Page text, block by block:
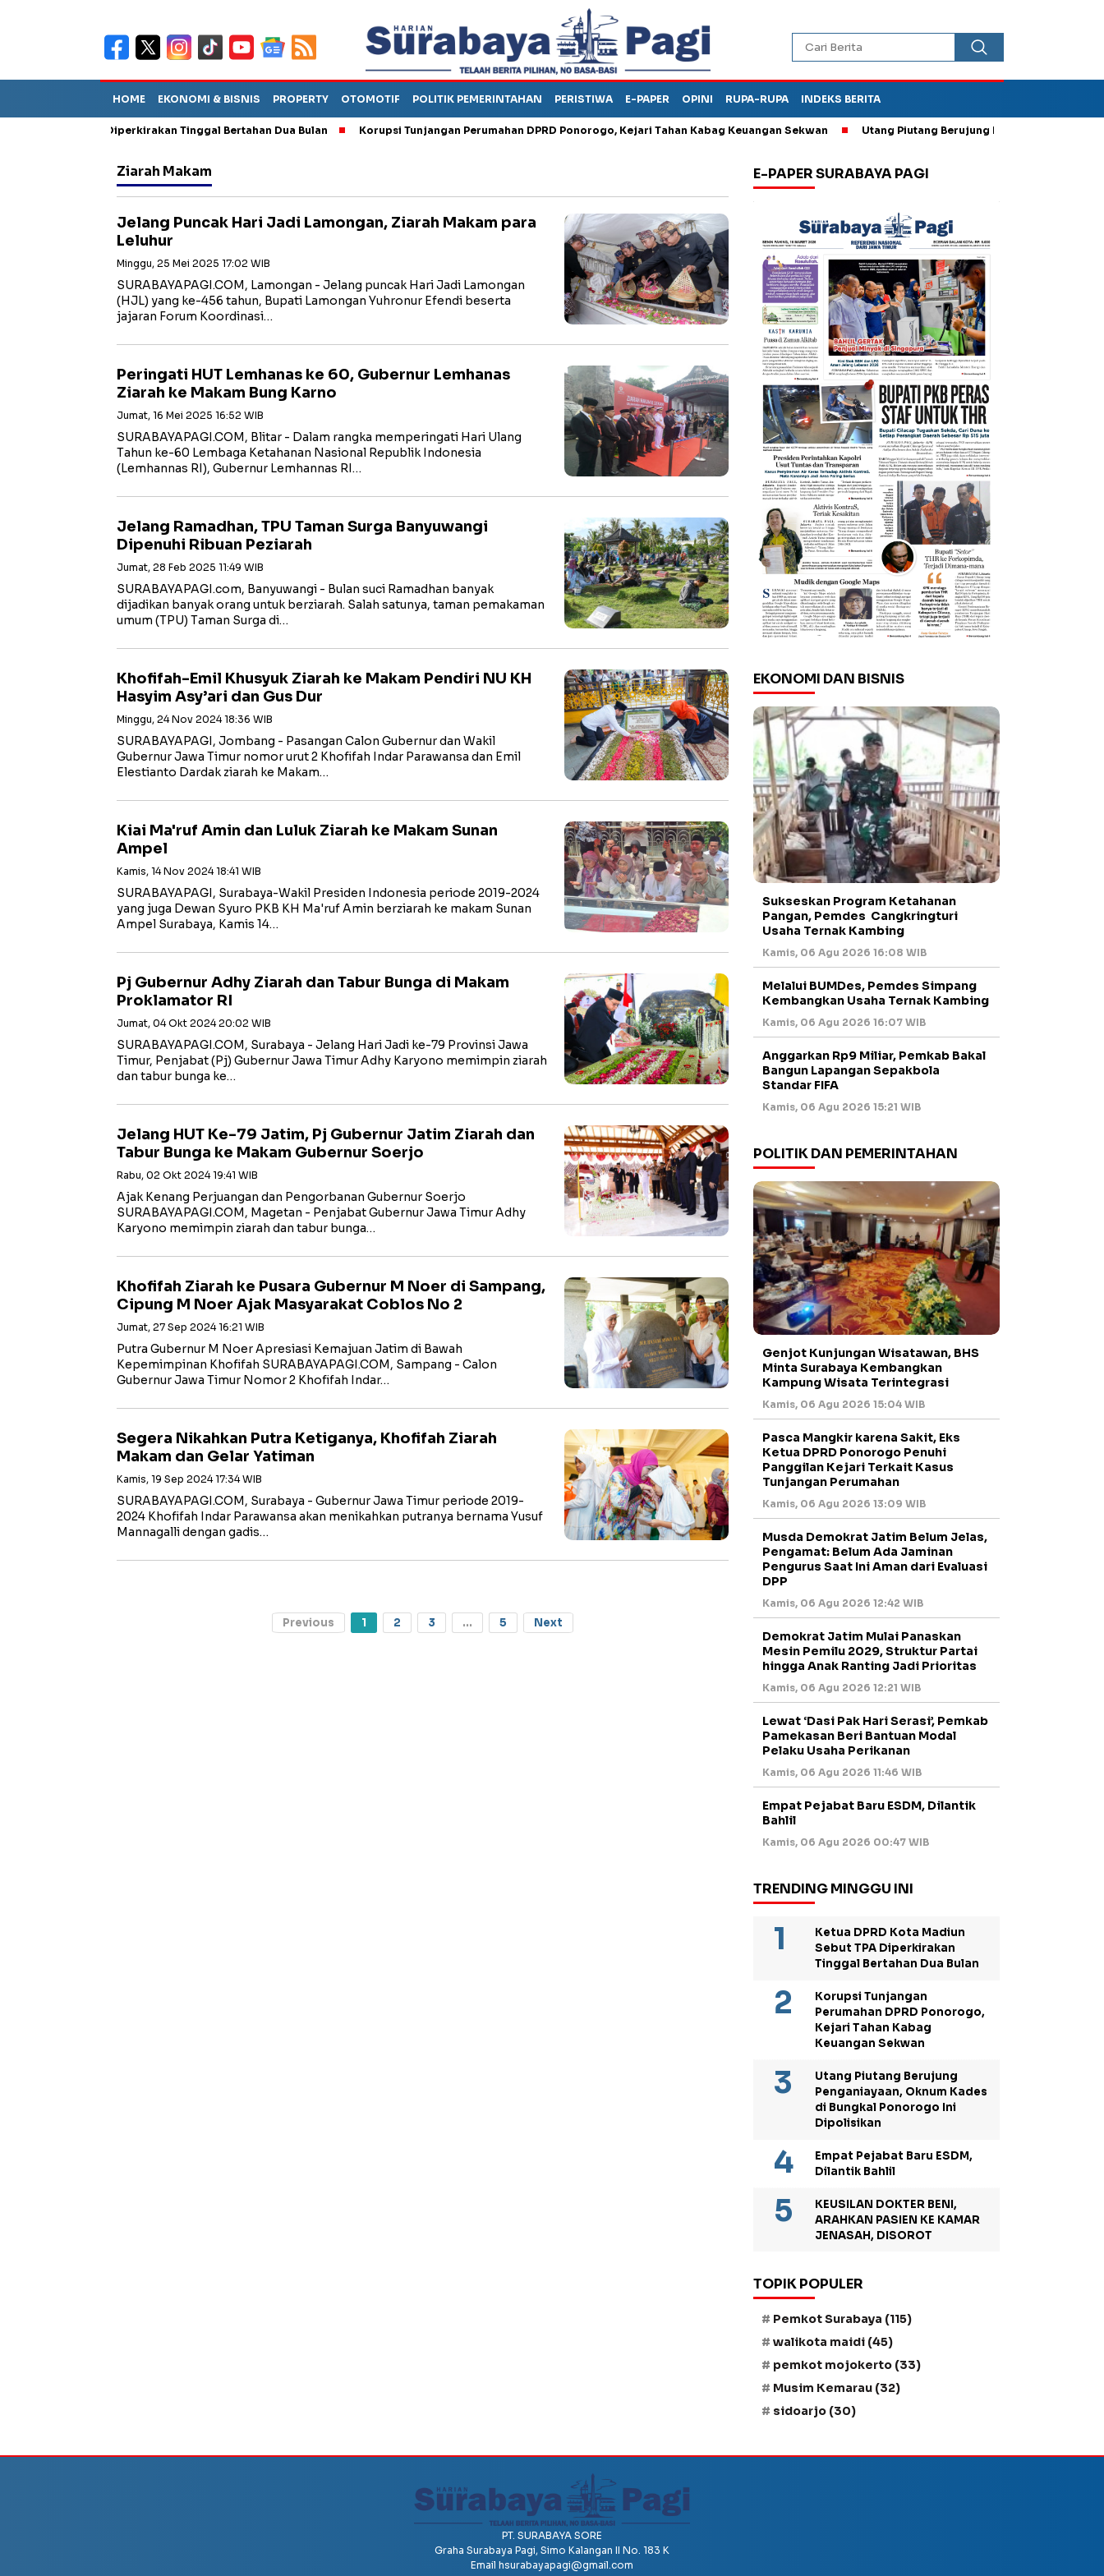
HOME EKONOMI & BISNIS PROPERTY OTOMOTIF POLITIK PEMERINTAHAN PERISTIWA E-PAPER OPINI RUPA-RUPA INDEKS BERITA
Sebut TPA Diperkirakan Tinggal Bertahan Dua Bulan Korupsi Tunjangan Perumahan DPRD Ponorogo, Kejari Tahan Kabag Keuangan Sekwan Utang Piutang Berujung Penganiayaan, Oknum
Ziarah Makam
Jelang Puncak Hari Jadi Lamongan, Ziarah Makam para
Leluhur
Minggu, 25 Mei 2025 17:02 WIB
SURABAYAPAGI.COM, Lamongan - Jelang puncak Hari Jadi Lamongan
(HJL) yang ke-456 tahun, Bupati Lamongan Yuhronur Efendi beserta
jajaran Forum Koordinasi…
Peringati HUT Lemhanas ke 60, Gubernur Lemhanas
Ziarah ke Makam Bung Karno
Jumat, 16 Mei 2025 16:52 WIB
SURABAYAPAGI.COM, Blitar - Dalam rangka memperingati Hari Ulang
Tahun ke-60 Lembaga Ketahanan Nasional Republik Indonesia
(Lemhannas RI), Gubernur Lemhannas RI…
Jelang Ramadhan, TPU Taman Surga Banyuwangi
Dipenuhi Ribuan Peziarah
Jumat, 28 Feb 2025 11:49 WIB
SURABAYAPAGI.com, Banyuwangi - Bulan suci Ramadhan banyak
dijadikan banyak orang untuk berziarah. Salah satunya, taman pemakaman
umum (TPU) Taman Surga di…
Khofifah-Emil Khusyuk Ziarah ke Makam Pendiri NU KH
Hasyim Asy’ari dan Gus Dur
Minggu, 24 Nov 2024 18:36 WIB
SURABAYAPAGI, Jombang - Pasangan Calon Gubernur dan Wakil
Gubernur Jawa Timur nomor urut 2 Khofifah Indar Parawansa dan Emil
Elestianto Dardak ziarah ke Makam…
Kiai Ma'ruf Amin dan Luluk Ziarah ke Makam Sunan
Ampel
Kamis, 14 Nov 2024 18:41 WIB
SURABAYAPAGI, Surabaya-Wakil Presiden Indonesia periode 2019-2024
yang juga Dewan Syuro PKB KH Ma'ruf Amin berziarah ke makam Sunan
Ampel Surabaya, Kamis 14…
Pj Gubernur Adhy Ziarah dan Tabur Bunga di Makam
Proklamator RI
Jumat, 04 Okt 2024 20:02 WIB
SURABAYAPAGI.COM, Surabaya - Jelang Hari Jadi ke-79 Provinsi Jawa
Timur, Penjabat (Pj) Gubernur Jawa Timur Adhy Karyono memimpin ziarah
dan tabur bunga ke…
Jelang HUT Ke-79 Jatim, Pj Gubernur Jatim Ziarah dan
Tabur Bunga ke Makam Gubernur Soerjo
Rabu, 02 Okt 2024 19:41 WIB
Ajak Kenang Perjuangan dan Pengorbanan Gubernur Soerjo
SURABAYAPAGI.COM, Magetan - Penjabat Gubernur Jawa Timur Adhy
Karyono memimpin ziarah dan tabur bunga…
Khofifah Ziarah ke Pusara Gubernur M Noer di Sampang,
Cipung M Noer Ajak Masyarakat Coblos No 2
Jumat, 27 Sep 2024 16:21 WIB
Putra Gubernur M Noer Apresiasi Kemajuan Jatim di Bawah
Kepemimpinan Khofifah SURABAYAPAGI.COM, Sampang - Calon
Gubernur Jawa Timur Nomor 2 Khofifah Indar…
Segera Nikahkan Putra Ketiganya, Khofifah Ziarah
Makam dan Gelar Yatiman
Kamis, 19 Sep 2024 17:34 WIB
SURABAYAPAGI.COM, Surabaya - Gubernur Jawa Timur periode 2019-
2024 Khofifah Indar Parawansa akan menikahkan putranya bernama Yusuf
Mannagalli dengan gadis…
Previous 1 2 3 ... 5 Next
E-PAPER SURABAYA PAGI
EKONOMI DAN BISNIS
Sukseskan Program Ketahanan
Pangan, Pemdes Cangkringturi
Usaha Ternak Kambing
Kamis, 06 Agu 2026 16:08 WIB
Melalui BUMDes, Pemdes Simpang
Kembangkan Usaha Ternak Kambing
Kamis, 06 Agu 2026 16:07 WIB
Anggarkan Rp9 Miliar, Pemkab Bakal
Bangun Lapangan Sepakbola
Standar FIFA
Kamis, 06 Agu 2026 15:21 WIB
POLITIK DAN PEMERINTAHAN
Genjot Kunjungan Wisatawan, BHS
Minta Surabaya Kembangkan
Kampung Wisata Terintegrasi
Kamis, 06 Agu 2026 15:04 WIB
Pasca Mangkir karena Sakit, Eks
Ketua DPRD Ponorogo Penuhi
Panggilan Kejari Terkait Kasus
Tunjangan Perumahan
Kamis, 06 Agu 2026 13:09 WIB
Musda Demokrat Jatim Belum Jelas,
Pengamat: Belum Ada Jaminan
Pengurus Saat Ini Aman dari Evaluasi
DPP
Kamis, 06 Agu 2026 12:42 WIB
Demokrat Jatim Mulai Panaskan
Mesin Pemilu 2029, Struktur Partai
hingga Anak Ranting Jadi Prioritas
Kamis, 06 Agu 2026 12:21 WIB
Lewat ‘Dasi Pak Hari Serasi’, Pemkab
Pamekasan Beri Bantuan Modal
Pelaku Usaha Perikanan
Kamis, 06 Agu 2026 11:46 WIB
Empat Pejabat Baru ESDM, Dilantik
Bahlil
Kamis, 06 Agu 2026 00:47 WIB
TRENDING MINGGU INI
Ketua DPRD Kota Madiun
Sebut TPA Diperkirakan
Tinggal Bertahan Dua Bulan
Korupsi Tunjangan
Perumahan DPRD Ponorogo,
Kejari Tahan Kabag
Keuangan Sekwan
Utang Piutang Berujung
Penganiayaan, Oknum Kades
di Bungkal Ponorogo Ini
Dipolisikan
Empat Pejabat Baru ESDM,
Dilantik Bahlil
KEUSILAN DOKTER BENI,
ARAHKAN PASIEN KE KAMAR
JENASAH, DISOROT
TOPIK POPULER
Pemkot Surabaya (115)
walikota maidi (45)
pemkot mojokerto (33)
Musim Kemarau (32)
sidoarjo (30)
PT. SURABAYA SORE
Graha Surabaya Pagi, Simo Kalangan II No. 183 K
Email hsurabayapagi@gmail.com